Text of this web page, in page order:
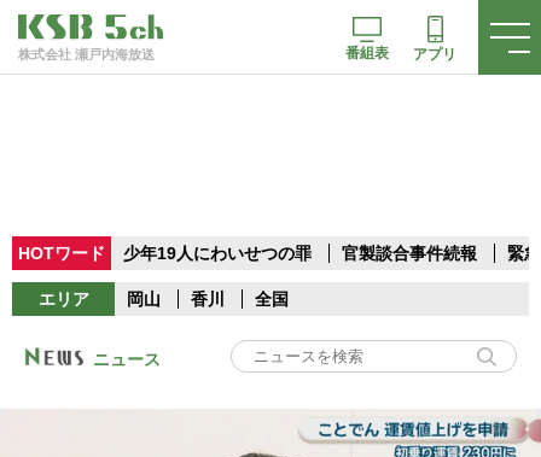
株式会社 瀬戸内海放送 番組表 アプリ
HOTワード 少年19人にわいせつの罪 官製談合事件続報 緊
エリア 岡山 香川 全国
ニュース